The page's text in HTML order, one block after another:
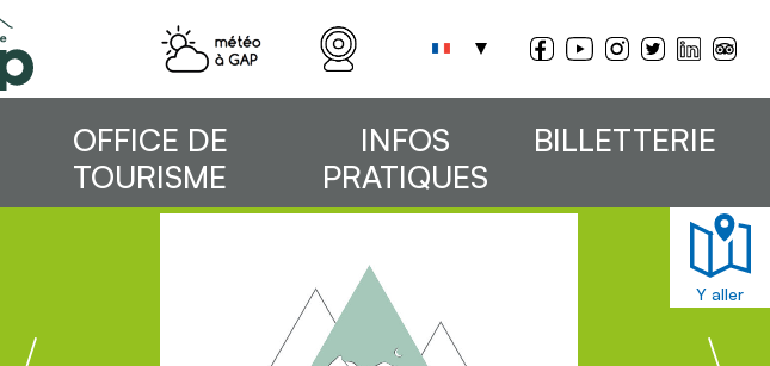
OFFICE DE
TOURISME
INFOS
PRATIQUES
BILLETTERIE
Y aller